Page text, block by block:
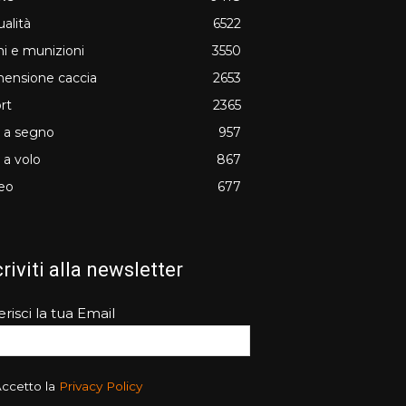
6522
e munizioni
3550
caccia
2653
2365
a segno
957
a volo
867
677
alla newsletter
la tua Email
la Privacy Policy